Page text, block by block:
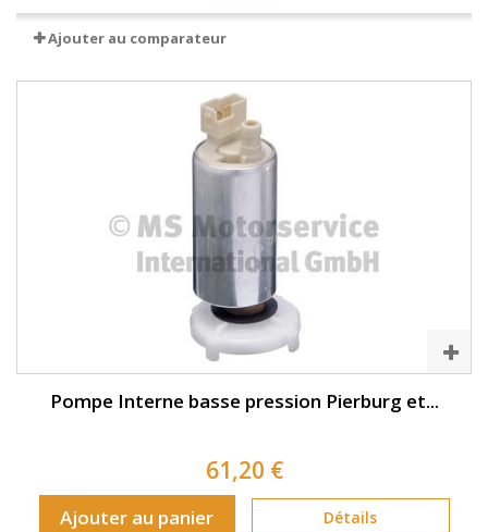
Ajouter au comparateur
Pompe Interne basse pression Pierburg et...
61,20 €
Ajouter au panier Détails